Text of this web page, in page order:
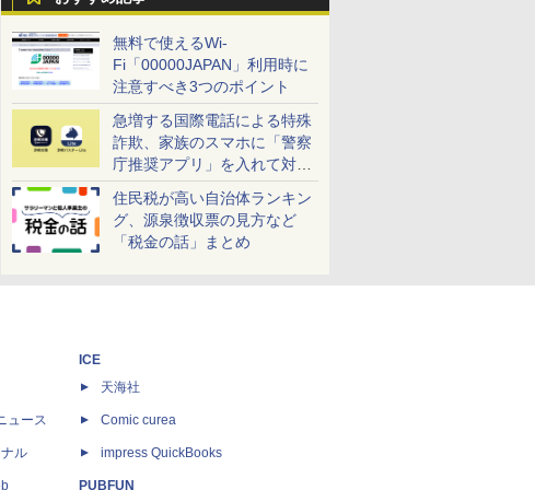
無料で使えるWi-
Fi「00000JAPAN」利用時に
注意すべき3つのポイント
急増する国際電話による特殊
詐欺、家族のスマホに「警察
庁推奨アプリ」を入れて対策
しよう！
住民税が高い自治体ランキン
グ、源泉徴収票の見方など
「税金の話」まとめ
ュース
ル
ICE
天海社
Comic curea
impress QuickBooks
PUBFUN